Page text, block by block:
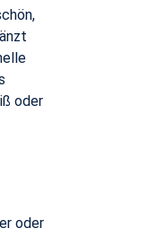
oder
oder